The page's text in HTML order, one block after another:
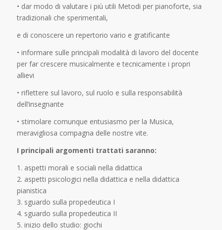
• dar modo di valutare i più utili Metodi per pianoforte, sia
tradizionali che sperimentali,
e di conoscere un repertorio vario e gratificante
• informare sulle principali modalità di lavoro del docente
per far crescere musicalmente e tecnicamente i propri
allievi
• riflettere sul lavoro, sul ruolo e sulla responsabilità
dell’insegnante
• stimolare comunque entusiasmo per la Musica,
meravigliosa compagna delle nostre vite.
I principali argomenti trattati saranno:
1. aspetti morali e sociali nella didattica
2. aspetti psicologici nella didattica e nella didattica
pianistica
3. sguardo sulla propedeutica I
4. sguardo sulla propedeutica II
5. inizio dello studio: giochi